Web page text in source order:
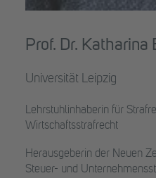
Prof. Dr. Katharina
Universität Leipzig
Lehrstuhlinhaberin für
Wirtschaftsstrafrecht
Herausgeberin der Neuen
Steuer- und